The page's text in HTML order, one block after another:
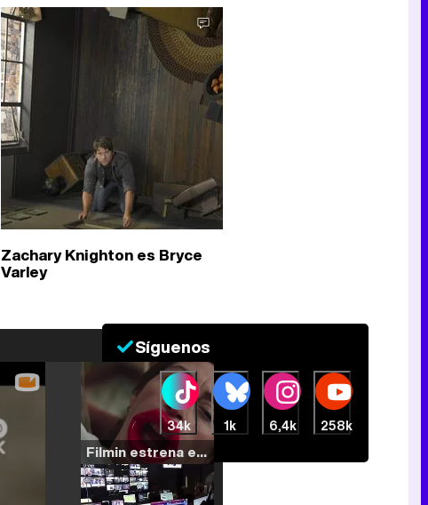
Filmin estrena el tráiler de 'Millennial Mal', su nueva comedia universitaria de la mano de Lorena Iglesias
Zachary Knighton es Bryce
Varley
Síguenos
34k 1k 6,4k 258k